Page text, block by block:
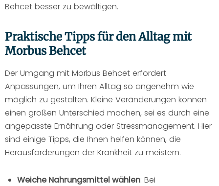
Behcet besser zu bewältigen.
Praktische Tipps für den Alltag mit
Morbus Behcet
Der Umgang mit Morbus Behcet erfordert
Anpassungen, um Ihren Alltag so angenehm wie
möglich zu gestalten. Kleine Veränderungen können
einen großen Unterschied machen, sei es durch eine
angepasste Ernährung oder Stressmanagement. Hier
sind einige Tipps, die Ihnen helfen können, die
Herausforderungen der Krankheit zu meistern.
Weiche Nahrungsmittel wählen: Bei